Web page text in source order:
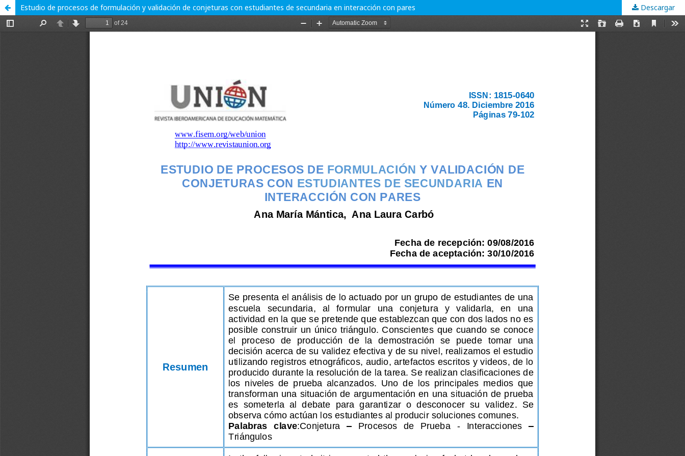
Estudio de procesos de formulación y validación de conjeturas con estudiantes de secundaria en interacción con pares Descargar